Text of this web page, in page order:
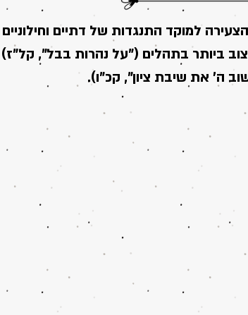
למוקד התנגדות של דתיים וחילוניים
ביותר בתהלים ("על נהרות בבל", קל"ז)
ה' את שיבת ציון", קכ"ו).